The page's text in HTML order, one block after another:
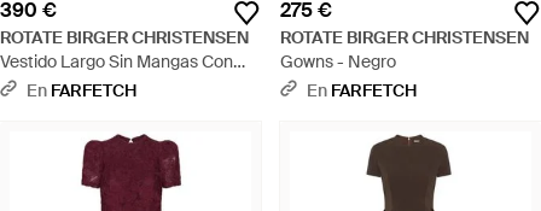
390 €
ROTATE BIRGER CHRISTENSEN
Vestido Largo Sin Mangas Con
Motivo Floral - Negro
En FARFETCH
275 €
ROTATE BIRGER CHRISTENSEN
Gowns - Negro
En FARFETCH